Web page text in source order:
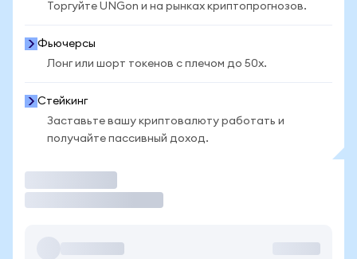
Торгуйте UNGon и на рынках криптопрогнозов.
Фьючерсы
Лонг или шорт токенов с плечом до 50x.
Стейкинг
Заставьте вашу криптовалюту работать и
получайте пассивный доход.